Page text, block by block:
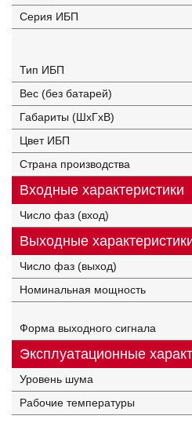
Серия ИБП
Тип ИБП
Вес (без батарей)
Габариты (ШхГхВ)
Цвет ИБП
Страна производства
Входные характеристики
Число фаз (вход)
Выходные
Число фаз (выход)
Номинальная мощность
Форма выходного сигнала
Эксплуатационные
Уровень шума
Рабочие температуры